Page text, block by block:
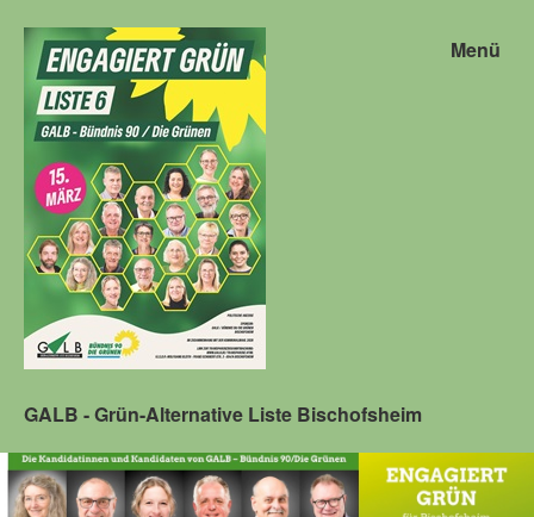
GALB - Grün-Alternative Liste Bischofsheim
Menü